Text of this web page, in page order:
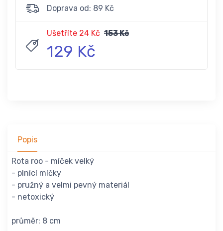
Doprava od: 89 Kč
Ušetříte 24 Kč 153 Kč
129 Kč
Popis
Rota roo - míček velký
- plnící míčky
- pružný a velmi pevný materiál
- netoxický
průměr: 8 cm